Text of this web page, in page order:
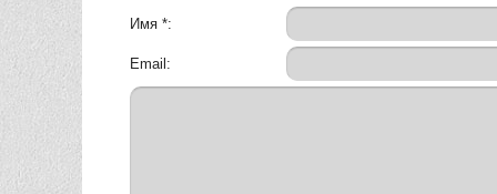
Имя *:
Email: